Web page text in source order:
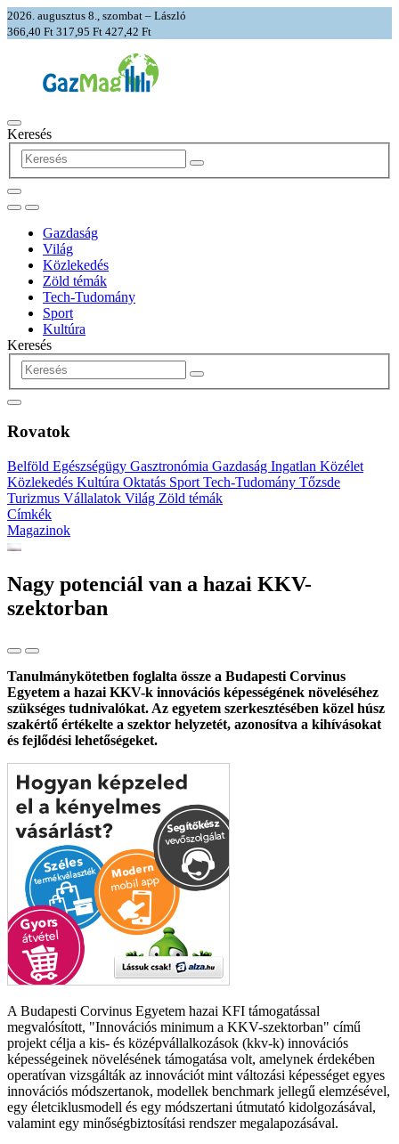
2026. augusztus 8., szombat – László
366,40 Ft 317,95 Ft 427,42 Ft
Keresés
Gazdaság
Világ
Közlekedés
Zöld témák
Tech-Tudomány
Sport
Kultúra
Keresés
Rovatok
Belföld Egészségügy Gasztronómia Gazdaság Ingatlan Közélet
Közlekedés Kultúra Oktatás Sport Tech-Tudomány Tőzsde
Turizmus Vállalatok Világ Zöld témák
Címkék
Magazinok
Nagy potenciál van a hazai KKV-
szektorban
Tanulmánykötetben foglalta össze a Budapesti Corvinus
Egyetem a hazai KKV-k innovációs képességének növeléséhez
szükséges tudnivalókat. Az egyetem szerkesztésében közel húsz
szakértő értékelte a szektor helyzetét, azonosítva a kihívásokat
és fejlődési lehetőségeket.
A Budapesti Corvinus Egyetem hazai KFI támogatással
megvalósított, "Innovációs minimum a KKV-szektorban" című
projekt célja a kis- és középvállalkozások (kkv-k) innovációs
képességeinek növelésének támogatása volt, amelynek érdekében
operatívan vizsgálták az innovációt mint változási képességet egyes
innovációs módszertanok, modellek benchmark jellegű elemzésével,
egy életciklusmodell és egy módszertani útmutató kidolgozásával,
valamint egy minőségbiztosítási rendszer megalapozásával.